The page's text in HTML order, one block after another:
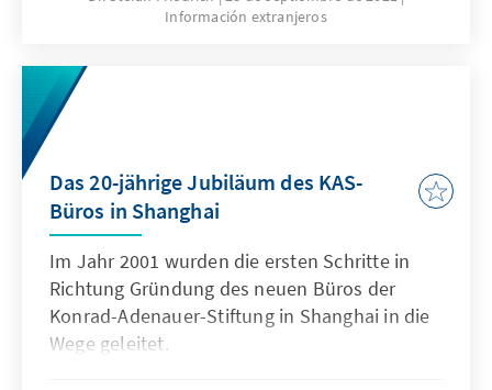
Europas dort ist vielschichtig und oft
Gegensätzliche.
Información extranjeros
Das 20-jährige Jubiläum des KAS-
Büros in Shanghai
Im Jahr 2001 wurden die ersten Schritte in
Richtung Gründung des neuen Büros der
Konrad-Adenauer-Stiftung in Shanghai in die
Wege geleitet.